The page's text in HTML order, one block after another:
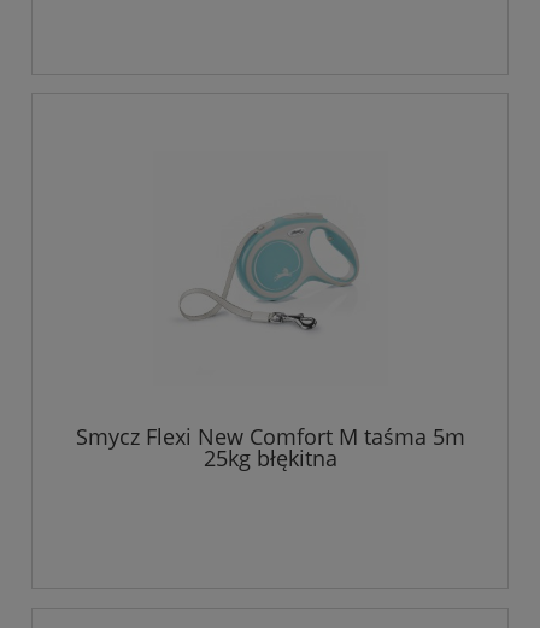
Smycz Flexi New Comfort M taśma 5m
25kg błękitna